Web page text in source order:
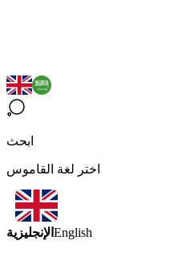
ابحث
اختر لغة القاموس
الإنجليزية English